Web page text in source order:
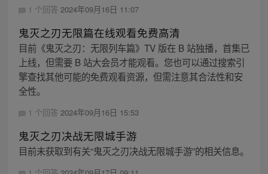
1 个回答 2024年09月16日 11:07
鬼灭之刃无限篇在线观看免费高清
目前《鬼灭之刃：无限列车篇》TV 版在 B 站独播，首集已
上线，但需要 B 站大会员才能观看。您也可以通过搜索引
擎查找其他可能的免费观看资源，但需注意其合法性和安
全性。
1 个回答 2024年09月16日 15:53
鬼灭之刃决战无限城手游
目前未获取到有关“鬼灭之刃决战无限城手游”的相关信息。